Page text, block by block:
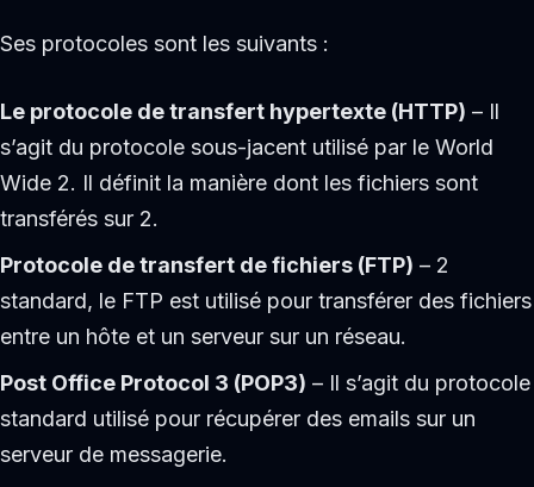
Ses protocoles sont les suivants :
Le protocole de transfert hypertexte (HTTP) – Il
s’agit du protocole sous-jacent utilisé par le World
Wide 2. Il définit la manière dont les fichiers sont
transférés sur 2.
Protocole de transfert de fichiers (FTP) – 2
standard, le FTP est utilisé pour transférer des fichiers
entre un hôte et un serveur sur un réseau.
Post Office Protocol 3 (POP3) – Il s’agit du protocole
standard utilisé pour récupérer des emails sur un
serveur de messagerie.